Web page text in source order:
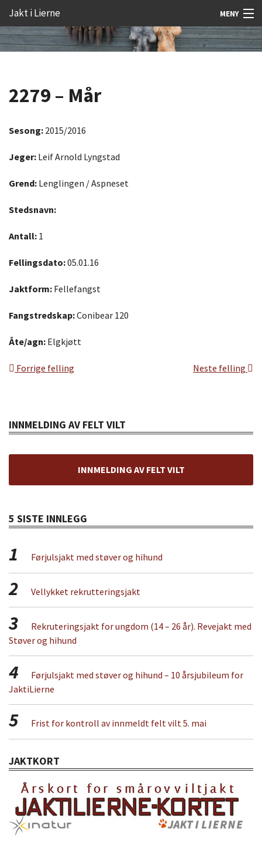
Jakt i Lierne MENY
Nyheter
Fangst
innholdet
Forstørre
2279 – Mår
Sesong: 2015/2016
Jeger: Leif Arnold Lyngstad
Grend: Lenglingen / Aspneset
Stedsnavn:
Antall: 1
Fellingsdato:05.01.16
Jaktform: Fellefangst
Fangstredskap:Conibear 120
Åte/agn: Elgkjøtt
Forrige felling Neste felling
INNMELDING AV FELT VILT
INNMELDING AV FELT VILT
5 SISTE INNLEGG
1 Førjulsjakt med støver og hihund
2 Vellykket rekrutteringsjakt
3
Rekruteringsjakt for ungdom (14 – 26 år). Revejakt med
Støver og hihund
4
Førjulsjakt med støver og hihund – 10 årsjubileum for
JaktiLierne
5 Frist for kontroll av innmeldt felt vilt 5. mai
JAKTKORT